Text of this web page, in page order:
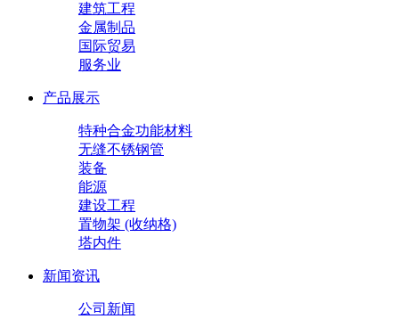
建筑工程
金属制品
国际贸易
服务业
产品展示
特种合金功能材料
无缝不锈钢管
装备
能源
建设工程
置物架 (收纳格)
塔内件
新闻资讯
公司新闻